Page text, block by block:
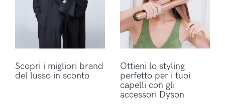
Scopri i migliori brand
del lusso in sconto
Ottieni lo styling
perfetto per i tuoi
capelli con gli
accessori Dyson